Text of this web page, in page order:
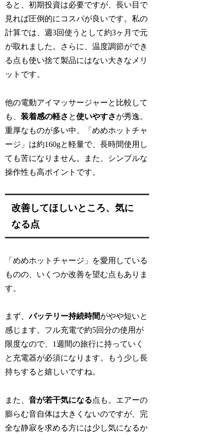
ると、初期投資は必要ですが、長い目で
見れば圧倒的にコスパが良いです。私の
計算では、週3回使うとして約3ヶ月で元
が取れました。さらに、温度調節ができ
る点も使い捨て製品にはない大きなメリ
ットです。
他の電動アイマッサージャーと比較して
も、装着感の軽さ と使いやすさが秀逸。
重厚なものが多い中、「めめホットチャ
ージ」は約160gと軽量で、長時間使用し
ても苦になりません。また、シンプルな
操作性も高ポイントです。
改善してほしいところ、気に
なる点
「めめホットチャージ」を愛用している
ものの、いくつか改善を望む点もありま
す。
まず、バッテリー持続時間がやや短いと
感じます。フル充電で約5回分の使用が
限度なので、1週間の旅行に持っていく
と充電器が必須になります。もう少し長
持ちすると嬉しいですね。
また、音が若干気になる点も。エアーの
膨らむ音自体は大きくないのですが、完
全な静寂を求める方には少し気になるか